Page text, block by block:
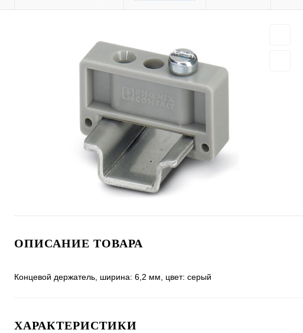
ОПИСАНИЕ ТОВАРА
Концевой держатель, ширина: 6,2 мм, цвет: серый
ХАРАКТЕРИСТИКИ